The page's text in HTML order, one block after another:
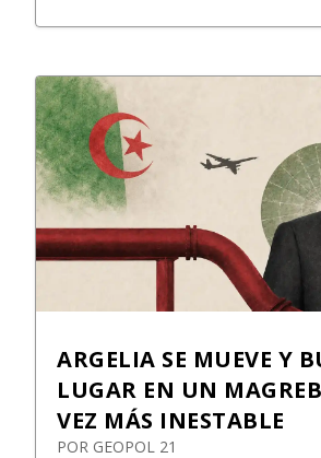
ARGELIA SE MUEVE Y
LUGAR EN UN
VEZ MÁS INESTABLE
POR GEOPOL 21